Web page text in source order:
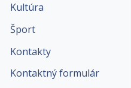
Kultúra
Šport
Kontakty
Kontaktný formulár